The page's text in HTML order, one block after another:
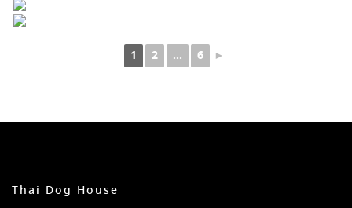
1 2 ... 6 ►
Thai Dog House